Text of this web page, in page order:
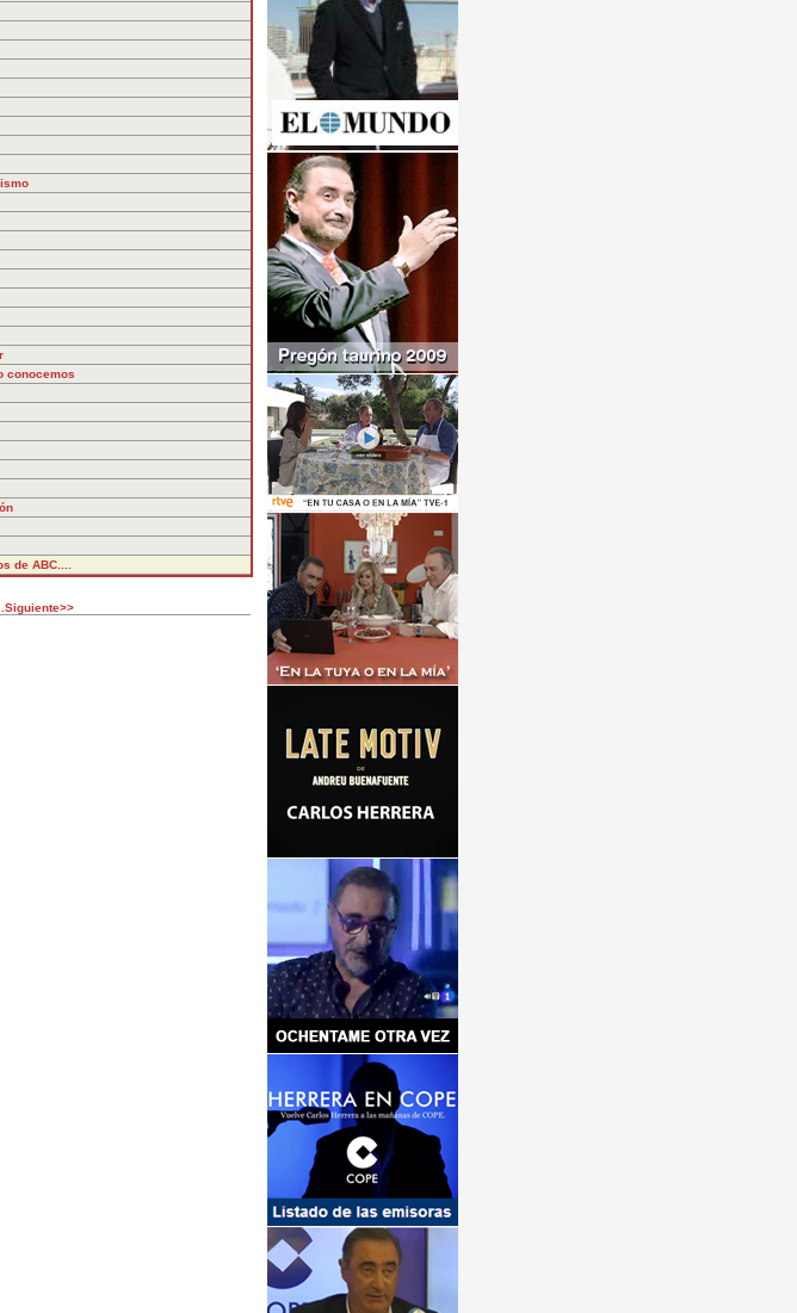
conocemos
de ABC....
...Siguiente>>